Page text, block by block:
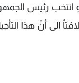
انتخب رئيس
الى أنّ هذا
وظائف
تواصل معنا
شروط